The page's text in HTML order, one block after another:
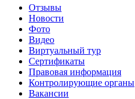
Отзывы
Новости
Фото
Видео
Виртуальный тур
Сертификаты
Правовая информация
Контролирующие органы
Вакансии